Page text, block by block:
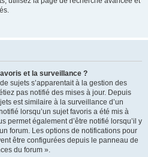
et la surveillance ?
sujets s’apparentait à la gestion des
pas notifié des mises à jour. Depuis
est similaire à la surveillance d’un
lorsqu’un sujet favoris a été mis à
permet également d’être notifié lorsqu’il y
forum. Les options de notifications pour
être configurées depuis le panneau de
du forum ».